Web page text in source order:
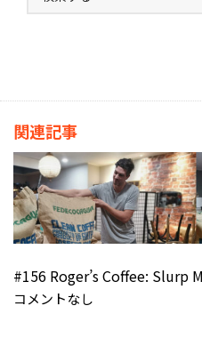
関連記事
#156 Roger’s Coffee: Slurp
コメントなし